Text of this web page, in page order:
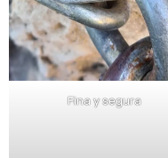
Fina y segura